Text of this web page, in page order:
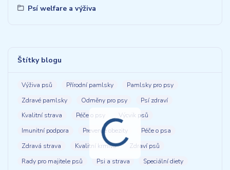
Psí welfare a výživa
Štítky blogu
Výživa psů Přírodní pamlsky
Pamlsky pro psy
Zdravé pamlsky
Odměny pro psy
Psí zdraví
Kvalitní strava
Péče o psy
Výcvik psů
Imunitní podpora
Prevence obezity
Péče o psa
Zdravá strava
Kvalitní krmivo
Zdraví psů
Rady pro majitele psů
Psi a strava
Speciální diety